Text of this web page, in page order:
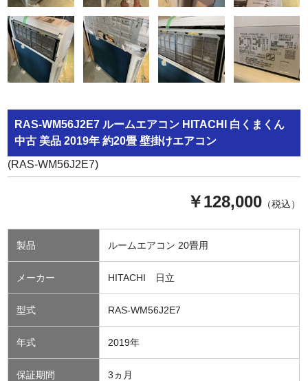
RAS-WM56J2E7 ルームエアコン HITACHI 白くまくん
中古 美品 2019年 約20畳 壁掛けエアコン
(RAS-WM56J2E7)
￥128,000（税込）
製品 ルームエアコン 20畳用
メーカー HITACHI 日立
型式 RAS-WM56J2E7
年式 2019年
保証期間 3ヵ月